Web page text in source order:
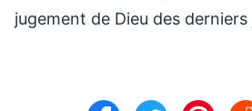
jugement de Dieu des derniers